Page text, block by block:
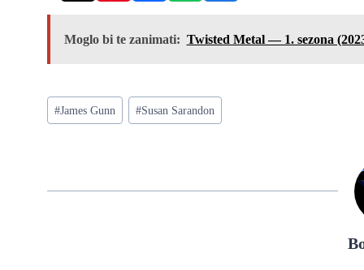
Moglo bi te zanimati: Twisted Metal — 1. sezona
Post
Tags:
#James Gunn #Susan Sarandon